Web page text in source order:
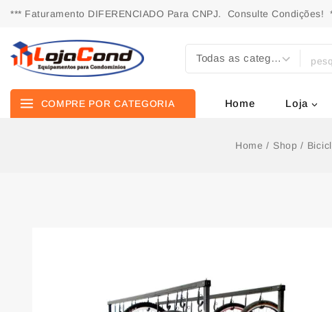
*** Faturamento DIFERENCIADO Para CNPJ. Consulte Condições!
COMPRE POR CATEGORIA Home Loja
Home / Shop /